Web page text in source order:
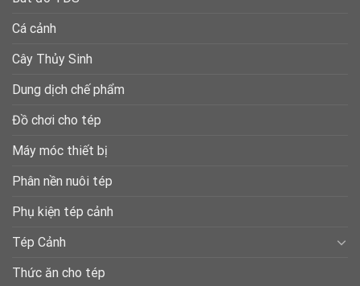
Cá cảnh
Cây Thủy Sinh
Dung dịch chế phẩm
Đồ chơi cho tép
Máy móc thiết bị
Phân nền nuôi tép
Phụ kiện tép cảnh
Tép Cảnh
Thức ăn cho tép